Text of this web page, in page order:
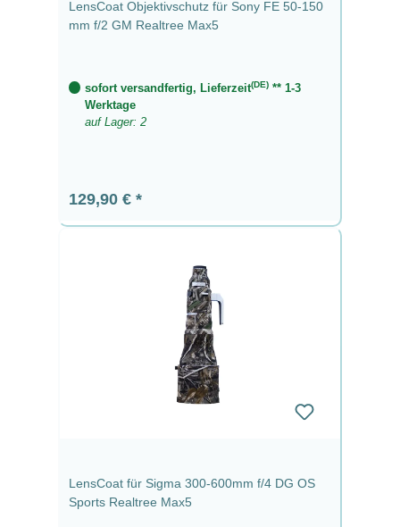
LensCoat Objektivschutz für Sony FE 50-150
mm f/2 GM Realtree Max5
sofort versandfertig, Lieferzeit(DE)** 1-3
Werktage
auf Lager: 2
Regulärer Preis:
129,90 €
LensCoat für Sigma 300-600mm f/4 DG OS
Sports Realtree Max5